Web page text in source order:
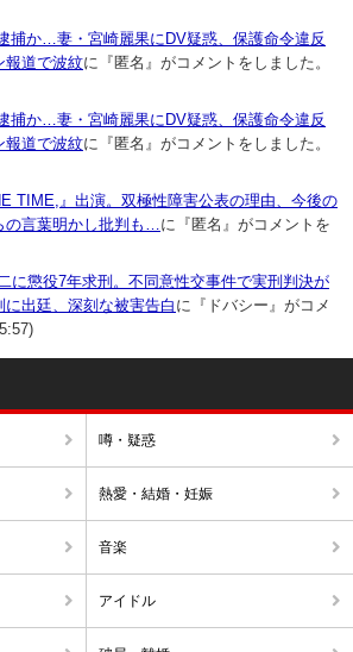
捕か…妻・宮崎麗果にDV疑惑、保護命令違反
報道で波紋に『匿名』がコメントをしました。
捕か…妻・宮崎麗果にDV疑惑、保護命令違反
報道で波紋に『匿名』がコメントをしました。
TIME,』出演。双極性障害公表の理由、今後の
の言葉明かし批判も…に『匿名』がコメントを
に懲役7年求刑。不同意性交事件で実刑判決が
出廷、深刻な被害告白 に『ドバシー』がコメ
噂・疑惑
熱愛・結婚・妊娠
音楽
アイドル